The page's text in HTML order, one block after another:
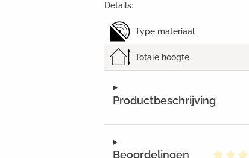
Productbeschrijving
Beoordelingen
Details:
Type materiaal
Totale hoogte